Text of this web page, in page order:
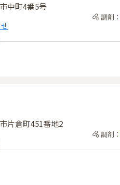
中町4番5号
調剤 ：
片倉町451番地2
調剤 ：